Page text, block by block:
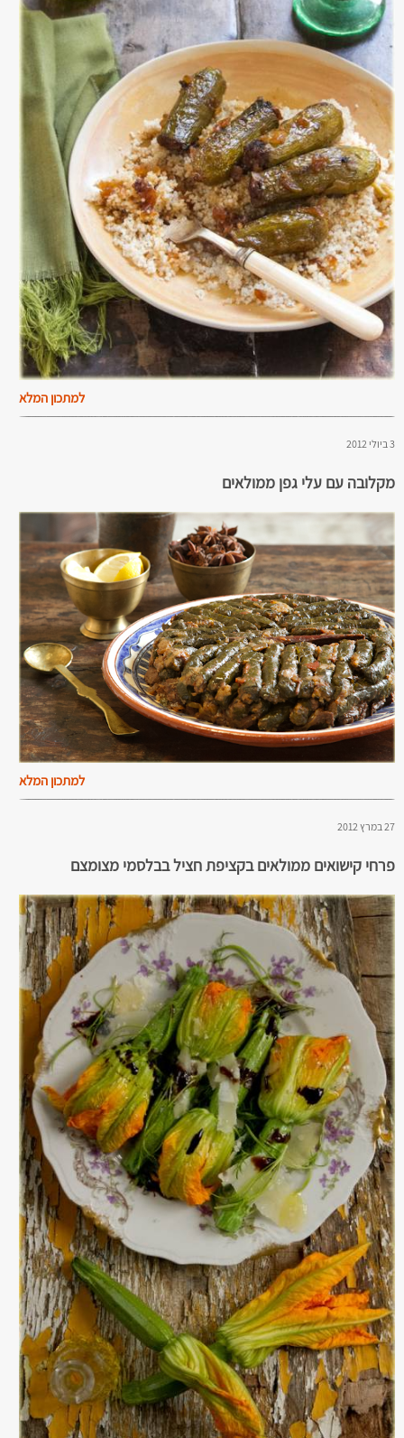
למתכון המלא
3 ביולי 2012
מקלובה עם עלי גפן ממולאים
למתכון המלא
27 במרץ 2012
פרחי קישואים ממולאים בקציפת חציל בבלסמי מצומצם